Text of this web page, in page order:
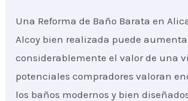
Una Reforma de Baño Barata en
Alcoy bien realizada puede
considerablemente el valor de una
potenciales compradores valoran
los baños modernos y bien